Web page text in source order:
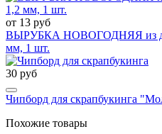
от 13 руб
ВЫРУБКА НОВОГОДНЯЯ из
мм, 1 шт.
30 руб
Чипборд для скрапбукинга
Похожие товары